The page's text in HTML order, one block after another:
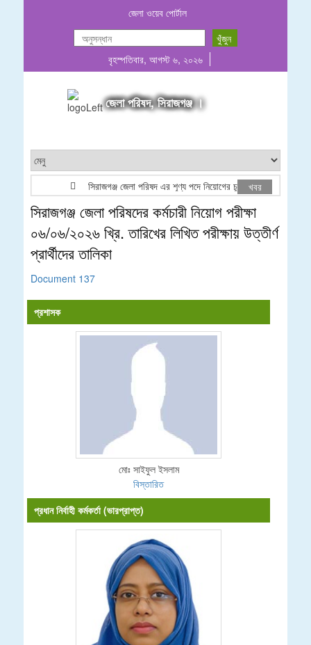
জেলা ওয়েব পোর্টাল
বৃহস্পতিবার, আগস্ট ৬, ২০২৬
জেলা পরিষদ, সিরাজগঞ্জ ।
সিরাজগঞ্জ জেলা পরিষদ এর শূণ্য পদে নিয়োগের চূড়ান্ত ফলাফল
খবর
সিরাজগঞ্জ জেলা পরিষদের কর্মচারী নিয়োগ পরীক্ষা
০৬/০৬/২০২৬ খ্রি. তারিখের লিখিত পরীক্ষায় উত্তীর্ণ
প্রার্থীদের তালিকা
Document 137
প্রশাসক
মোঃ সাইফুল ইসলাম
বিস্তারিত
প্রধান নির্বাহী কর্মকর্তা (ভারপ্রাপ্ত)